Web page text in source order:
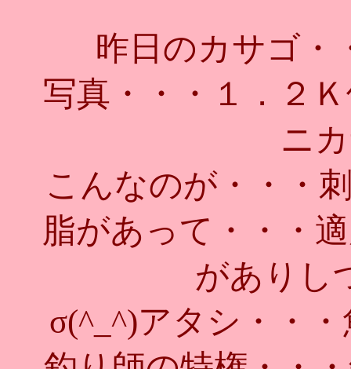
昨日のカサゴ・
写真・・・１．２
ニ
こんなのが・・・
脂があって・・・
がありし
σ(^_^)アタシ・・